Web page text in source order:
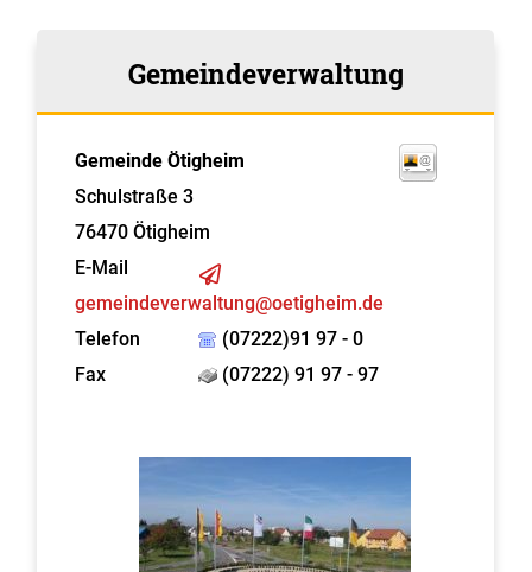
Gemeindeverwaltung
Gemeinde Ötigheim
Schulstraße 3
76470 Ötigheim
E-Mail
gemeindeverwaltung@oetigheim.de
Telefon
(07222)91 97 - 0
Fax
(07222) 91 97 - 97